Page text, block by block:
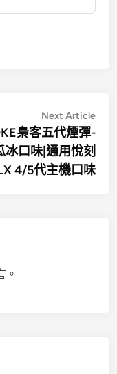
Next Article
梟客五代煙彈-
冰口味|通用悅刻
4/5代主機口味
。